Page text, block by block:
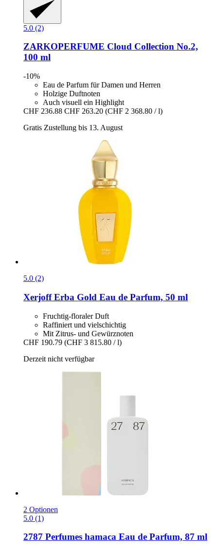
5.0 (2)
ZARKOPERFUME Cloud Collection No.2,
100 ml
-10%
Eau de Parfum für Damen und Herren
Holzige Duftnoten
Auch visuell ein Highlight
CHF 236.88 CHF 263.20 (CHF 2 368.80 / l)
Gratis Zustellung bis 13. August
5.0 (2)
XerjoffErba Gold Eau de Parfum, 50 ml
Fruchtig-floraler Duft
Raffiniert und vielschichtig
Mit Zitrus- und Gewürznoten
CHF 190.79 (CHF 3 815.80 / l)
Derzeit nicht verfügbar
2 Optionen
5.0 (1)
2787 Perfumes hamaca Eau de Parfum, 87 ml